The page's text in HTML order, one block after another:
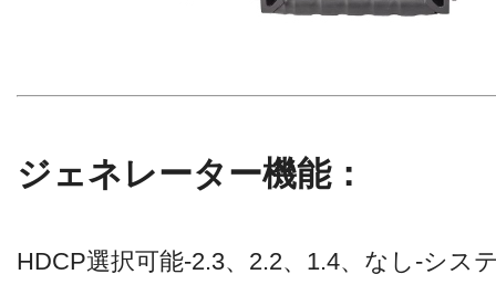
ジェネレーター機能：
HDCP選択可能-2.3、2.2、1.4、なし-シス